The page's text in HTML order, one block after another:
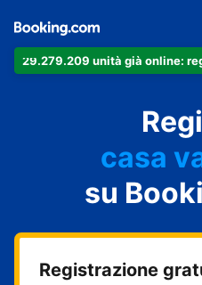
29.279.209 unità già online:
il tuo
il tuo
casa
la tua
il tuo
su
Registrazione